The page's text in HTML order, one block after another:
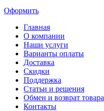
Оформить
Главная
О компании
Наши услуги
Варианты оплаты
Доставка
Скидки
Поддержка
Статьи и решения
Обмен и возврат товара
Контакты